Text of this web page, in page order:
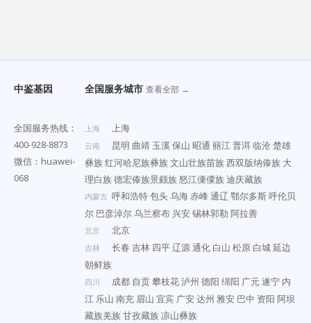
中鉴基因
全国服务热线：
400-928-8873
微信：huawei-
068
全国服务城市 查看全部 →
上海 上海
云南 昆明 曲靖 玉溪保山 昭通 丽江普洱临沧楚雄
彝族红河哈尼族彝族文山壮族苗族西双版纳傣族 大
理白族德宏傣族景颇族怒江傈僳族迪庆藏族
内蒙古 呼和浩特包头乌海赤峰通辽 鄂尔多斯呼伦贝
尔 巴彦淖尔乌兰察布 兴安锡林郭勒 阿拉善
北京 北京
吉林 长春 吉林 四平辽源通化 白山 松原 白城延边
朝鲜族
四川 成都 自贡攀枝花泸州 德阳 绵阳 广元遂宁 内
江 乐山 南充 眉山 宜宾 广安达州 雅安 巴中 资阳 阿坝
藏族羌族甘孜藏族凉山彝族